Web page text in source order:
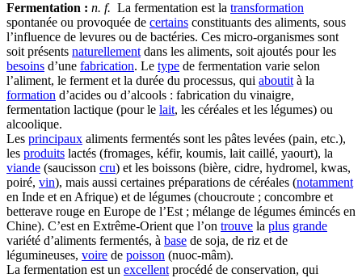
Fermentation : n. f. La fermentation est la transformation
spontanée ou provoquée de certains constituants des aliments, sous
l’influence de levures ou de bactéries. Ces micro-organismes sont
soit présents naturellement dans les aliments, soit ajoutés pour les
besoins d’une fabrication. Le type de fermentation varie selon
l’aliment, le ferment et la durée du processus, qui aboutit à la
formation d’acides ou d’alcools : fabrication du vinaigre,
fermentation lactique (pour le lait, les céréales et les légumes) ou
alcoolique.
Les principaux aliments fermentés sont les pâtes levées (pain, etc.),
les produits lactés (fromages, kéfir, koumis, lait caillé, yaourt), la
viande (saucisson cru) et les boissons (bière, cidre, hydromel, kwas,
poiré, vin), mais aussi certaines préparations de céréales (notamment
en Inde et en Afrique) et de légumes (choucroute ; concombre et
betterave rouge en Europe de l’Est ; mélange de légumes émincés en
Chine). C’est en Extrême-Orient que l’on trouve la plus grande
variété d’aliments fermentés, à base de soja, de riz et de
légumineuses, voire de poisson (nuoc-mâm).
La fermentation est un excellent procédé de conservation, qui